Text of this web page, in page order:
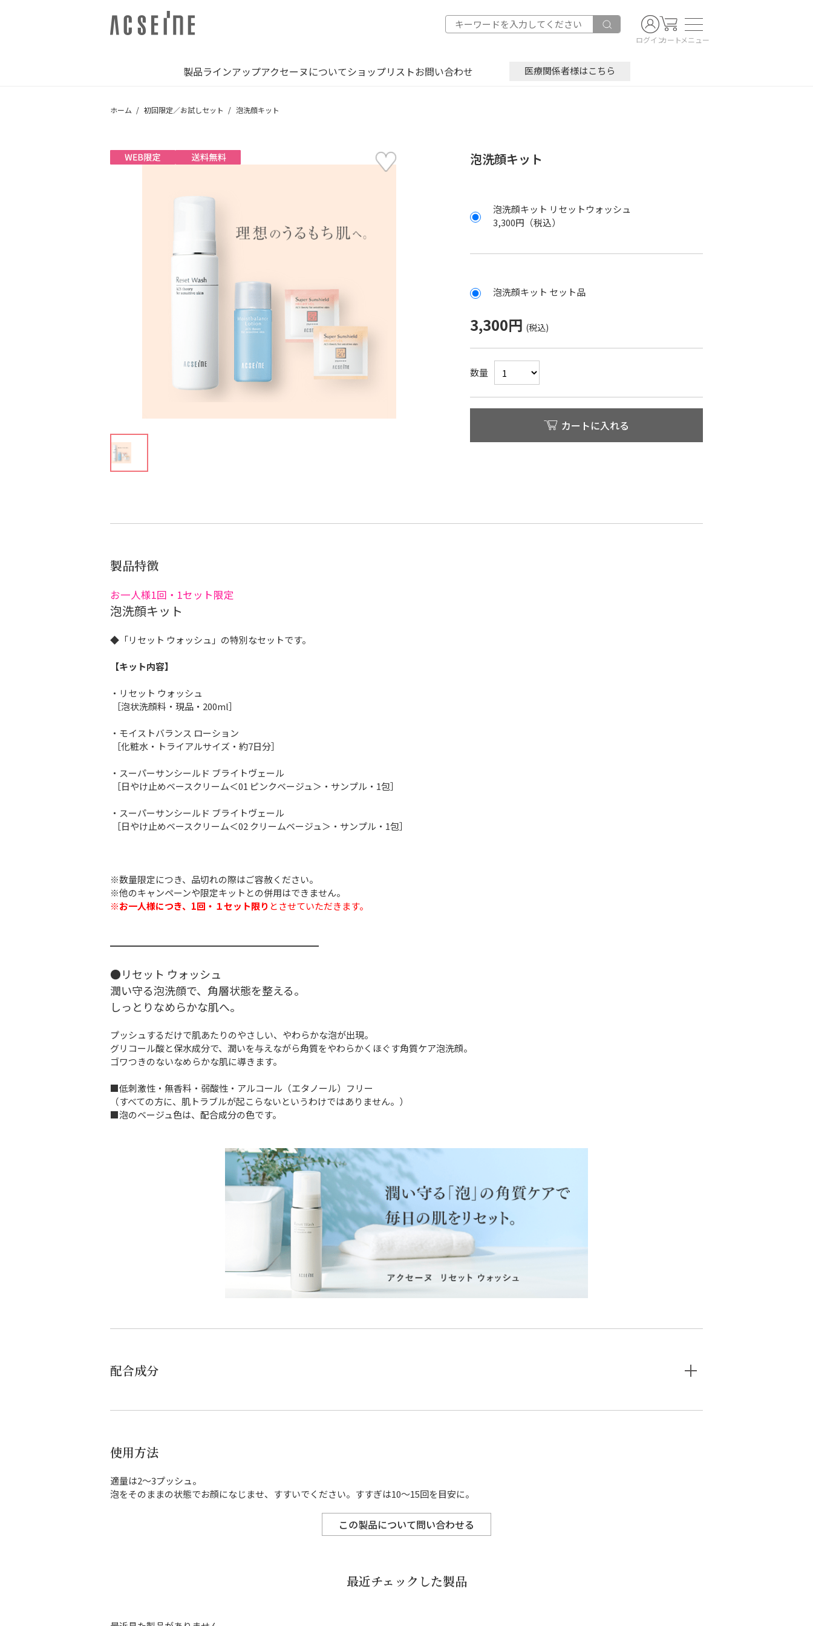
ログインカートメニュー
製品ラインアップアクセーヌについてショップリストお問い合わせ 医療関係者様はこちら
ホーム 初回限定／お試しセット 泡洗顔キット
泡洗顔キット
泡洗顔キット リセットウォッシュ
3,300
泡洗顔キット セット品
3,300円
数量
カートに入れる
製品特徴
お一人様1回・1セット限定
泡洗顔キット
◆「リセット ウォッシュ」の特別なセットです。
【キット内容】
・リセット ウォッシュ
［泡状洗顔料・現品・200ml］
・モイストバランス ローション
［化粧水・トライアルサイズ・約7日分］
・スーパーサンシールド ブライトヴェール
［日やけ止めベースクリーム＜01 ピンクベージュ＞・サンプル・1包］
・スーパーサンシールド ブライトヴェール
［日やけ止めベースクリーム＜02 クリームベージュ＞・サンプル・1包］
※数量限定につき、品切れの際はご容赦ください。
※他のキャンペーンや限定キットとの併用はできません。
※お一人様につき、1回・１セット限り とさせていただきます。
━━━━━━━━━━━━━━━━━━━━━━━
●リセット ウォッシュ
潤い守る泡洗顔で、角層状態を整える。
しっとりなめらかな肌へ。
プッシュするだけで肌あたりのやさしい、やわらかな泡が出現。
グリコール酸と保水成分で、潤いを与えながら角質をやわらかくほぐす角質ケア泡洗顔。
ゴワつきのないなめらかな肌に導きます。
■低刺激性・無香料・弱酸性・アルコール（エタノール）フリー
（すべての方に、肌トラブルが起こらないというわけではありません。）
■泡のベージュ色は、配合成分の色です。
配合成分
使用方法
適量は2～3プッシュ。
泡をそのままの状態でお顔になじませ、すすいでください。すすぎは10～15回を目安に。
この製品について問い合わせる
最近チェックした製品